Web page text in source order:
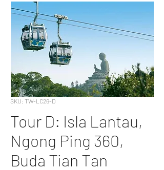
SKU: TW-LC26-D
Tour D: Isla Lantau,
Ngong Ping 360,
Buda Tian Tan